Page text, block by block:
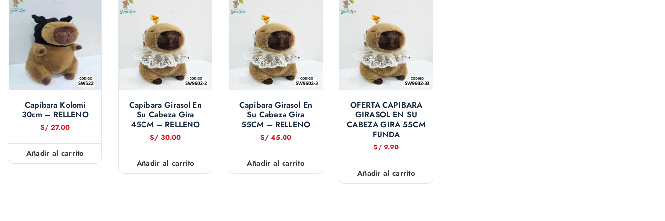
Capibara Kolomi
30cm – RELLENO
S/ 27.00
Añadir al carrito
Capibara Girasol En
Su Cabeza Gira
45CM – RELLENO
S/ 30.00
Añadir al carrito
Capibara Girasol En
Su Cabeza Gira
55CM – RELLENO
S/ 45.00
Añadir al carrito
OFERTA CAPIBARA
GIRASOL EN SU
CABEZA GIRA 55CM
FUNDA
S/9.90
Añadir al carrito